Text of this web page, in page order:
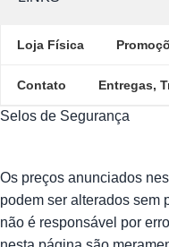
Loja Física
Contato Entregas,
Selos de Segurança
Os preços anunciados
podem ser alterados sem
não é responsável por